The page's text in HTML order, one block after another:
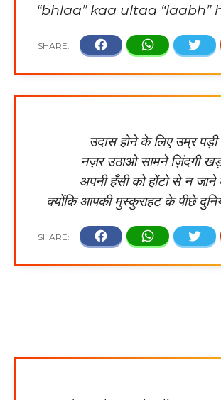
“bhlaa” kaa ultaa “laabh”
उदास होने के लिए उम्र पड़ी
नज़र उठाओ सामने ज़िंदगी
अपनी हँसी को होंटो से न जाने
क्योंकि आपकी मुस्कुराहट के पीछे